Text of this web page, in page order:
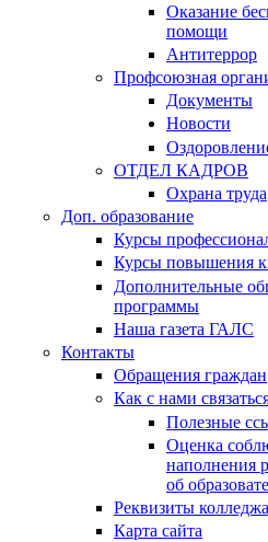
Оказание
помощи
Антитеррор
Профсоюзная
Документы
Новости
ОТДЕЛ КАДРОВ
Охрана труда
Доп. образование
Курсы
Курсы повышения
Дополнительные
программы
Наша газета ГАЛС
Контакты
Обращения граждан
Как с нами
Полезные
Оценка
наполнения
об
Реквизиты колледжа
Карта сайта